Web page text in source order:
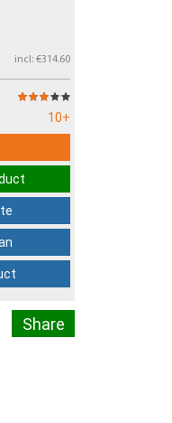
incl: €314.60
10+
Share